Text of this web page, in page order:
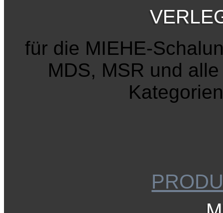
für die MIEHE-
MDS, MSR und